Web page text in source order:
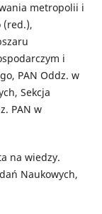
metropolii i
(red.),
i
PAN Oddz. w
Sekcja
PAN w
na wiedzy.
Naukowych,